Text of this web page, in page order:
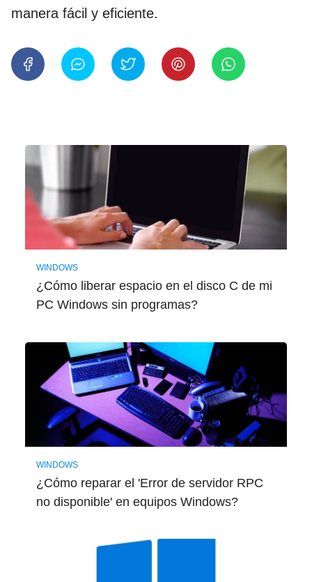
manera fácil y eficiente.
WINDOWS
¿Cómo liberar espacio en el disco C de mi
PC Windows sin programas?
WINDOWS
¿Cómo reparar el 'Error de servidor RPC
no disponible' en equipos Windows?